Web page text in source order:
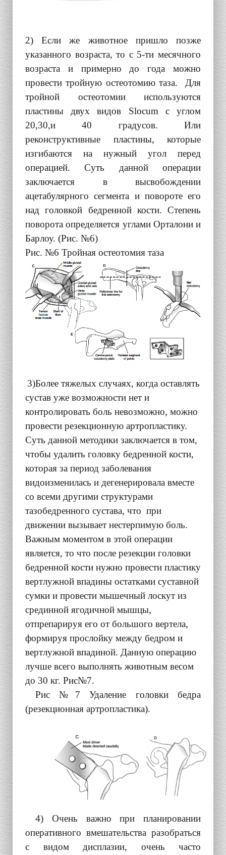
2) Если же животное пришло позже
указанного возраста, то с 5-ти месячного
возраста и примерно до года можно
провести тройную остеотомию таза. Для
тройной остеотомии используются
пластины двух видов Slocum с углом
20,30,и 40 градусов. Или
реконструктивные пластины, которые
изгибаются на нужный угол перед
операцией. Суть данной операции
заключается в высвобождении
ацетабулярного сегмента и повороте его
над головкой бедренной кости. Степень
поворота определяется углами Орталони и
Барлоу. (Рис. №6)
Рис. №6 Тройная остеотомия таза
3)Более тяжелых случаях, когда оставлять
сустав уже возможности нет и
контролировать боль невозможно, можно
провести резекционную артропластику.
Суть данной методики заключается в том,
чтобы удалить головку бедренной кости,
которая за период заболевания
видоизменилась и дегенерировала вместе
со всеми другими структурами
тазобедренного сустава, что при
движении вызывает нестерпимую боль.
Важным моментом в этой операции
является, то что после резекции головки
бедренной кости нужно провести пластику
вертлужной впадины остатками суставной
сумки и провести мышечный лоскут из
срединной ягодичной мышцы,
отпрепарируя его от большого вертела,
формируя прослойку между бедром и
вертлужной впадиной. Данную операцию
лучше всего выполнять животным весом
до 30 кг. Рис№7.
Рис №7 Удаление головки бедра
(резекционная артропластика).
4) Очень важно при планировании
оперативного вмешательства разобраться
с видом дисплазии, очень часто